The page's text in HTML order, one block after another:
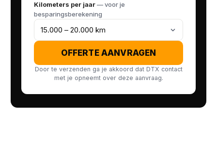
Kilometers per jaar— voor je
besparingsberekening
OFFERTE AANVRAGEN
Door te verzenden ga je akkoord dat DTX contact
met je opneemt over deze aanvraag.